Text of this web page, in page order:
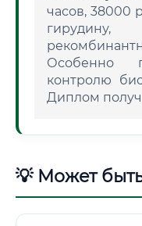
часов, 38000
Особенно
контролю
Диплом
💡 Может